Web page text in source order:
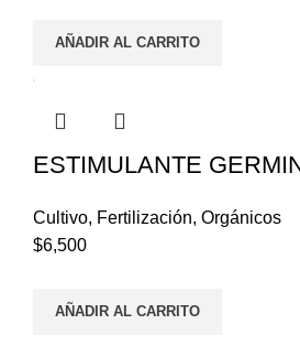
AÑADIR AL CARRITO
ESTIMULANTE
Cultivo, Fertilización, Orgánicos
$6,500
AÑADIR AL CARRITO